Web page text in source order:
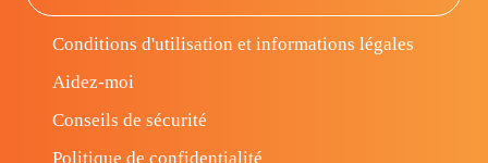
Conditions d'utilisation et informations légales
Aidez-moi
Conseils de sécurité
Politique de confidentialité